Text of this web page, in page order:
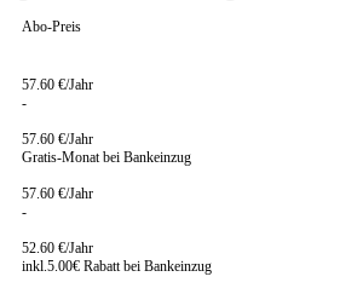
Abo-Preis
57.60 €/Jahr
-
57.60 €/Jahr
Gratis-Monat bei Bankeinzug
57.60 €/Jahr
-
52.60 €/Jahr
inkl.5.00€ Rabatt bei Bankeinzug